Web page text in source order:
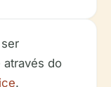
do
.